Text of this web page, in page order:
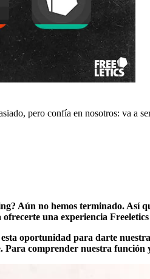
pero confía en nosotros: va a
Aún no hemos terminado. Así
una experiencia
oportunidad para darte
comprender nuestra función